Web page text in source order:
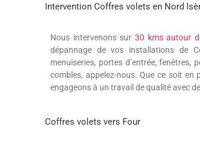
Intervention Coffres volets en Nord
Nous intervenons sur 30 kms autour
dépannage de vos installations de
menuiseries, portes d’entrée,
combles, appelez-nous. Que ce soit
engageons à un travail de qualité avec
Coffres volets vers Four